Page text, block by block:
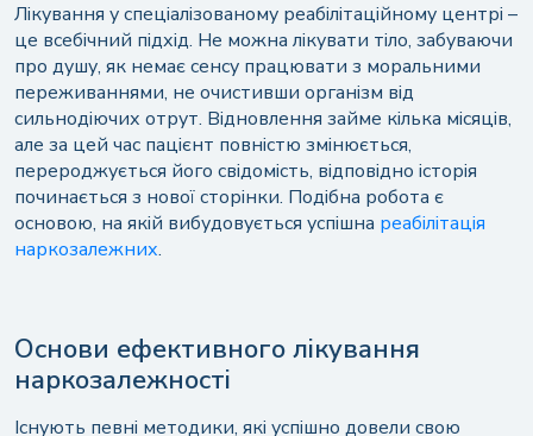
Лікування у спеціалізованому реабілітаційному центрі –
це всебічний підхід. Не можна лікувати тіло, забуваючи
про душу, як немає сенсу працювати з моральними
переживаннями, не очистивши організм від
сильнодіючих отрут. Відновлення займе кілька місяців,
але за цей час пацієнт повністю змінюється,
перероджується його свідомість, відповідно історія
починається з нової сторінки. Подібна робота є
основою, на якій вибудовується успішна реабілітація
наркозалежних.
Основи ефективного лікування
наркозалежності
Існують певні методики, які успішно довели свою